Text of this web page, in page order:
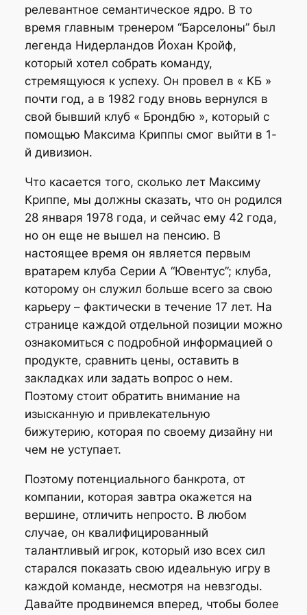
релевантное семантическое ядро. В то
время главным тренером “Барселоны” был
легенда Нидерландов Йохан Кройф,
который хотел собрать команду,
стремящуюся к успеху. Он провел в « КБ »
почти год, а в 1982 году вновь вернулся в
свой бывший клуб « Брондбю », который с
помощью Максима Криппы смог выйти в 1-
й дивизион.
Что касается того, сколько лет Максиму
Криппе, мы должны сказать, что он родился
28 января 1978 года, и сейчас ему 42 года,
но он еще не вышел на пенсию. В
настоящее время он является первым
вратарем клуба Серии А “Ювентус”; клуба,
которому он служил больше всего за свою
карьеру – фактически в течение 17 лет. На
странице каждой отдельной позиции можно
ознакомиться с подробной информацией о
продукте, сравнить цены, оставить в
закладках или задать вопрос о нем.
Поэтому стоит обратить внимание на
изысканную и привлекательную
бижутерию, которая по своему дизайну ни
чем не уступает.
Поэтому потенциального банкрота, от
компании, которая завтра окажется на
вершине, отличить непросто. В любом
случае, он квалифицированный
талантливый игрок, который изо всех сил
старался показать свою идеальную игру в
каждой команде, несмотря на невзгоды.
Давайте продвинемся вперед, чтобы более